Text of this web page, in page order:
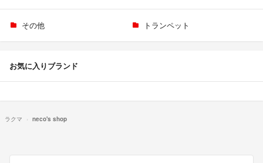
その他 トランペット
お気に入りブランド
ラクマ neco's shop